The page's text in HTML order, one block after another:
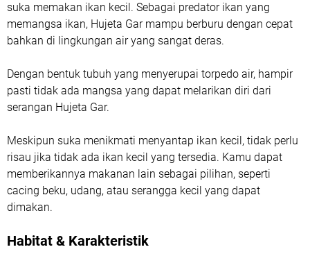
suka memakan ikan kecil. Sebagai predator ikan yang
memangsa ikan, Hujeta Gar mampu berburu dengan cepat
bahkan di lingkungan air yang sangat deras.
Dengan bentuk tubuh yang menyerupai torpedo air, hampir
pasti tidak ada mangsa yang dapat melarikan diri dari
serangan Hujeta Gar.
Meskipun suka menikmati menyantap ikan kecil, tidak perlu
risau jika tidak ada ikan kecil yang tersedia. Kamu dapat
memberikannya makanan lain sebagai pilihan, seperti
cacing beku, udang, atau serangga kecil yang dapat
dimakan.
Habitat & Karakteristik